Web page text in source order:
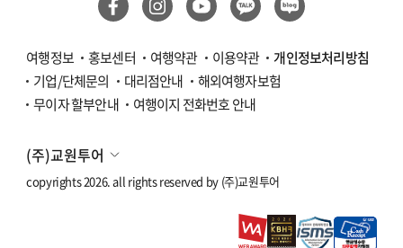
내몽골
대만/홍콩/마카오
타이베이
홍콩/마카오
몽골/중앙아시아
여행정보 홍보센터 여행약관 이용약관
개인정보처리방침
기업/단체문의
대리점안내
해외여행자보험
무이자 할부안내
여행이지 전화번호 안내
(주)교원투어
copyrights 2026. all rights reserved by (주)교원투어